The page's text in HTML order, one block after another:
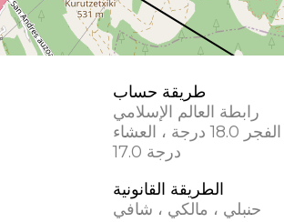
طريقة حساب
رابطة العالم الإسلامي
الفجر 18.0 درجة ، العشاء
17.0 درجة
الطريقة القانونية
حنبلي ، مالكي ، شافي